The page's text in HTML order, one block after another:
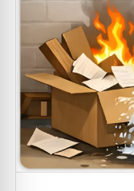
cada classe de
Conclusão:
Garanta a
Faça seu